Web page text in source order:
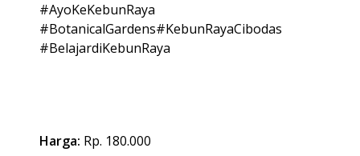
#AyoKeKebunRaya
#BotanicalGardens#KebunRayaCibodas
#BelajardiKebunRaya
Harga: Rp. 180.000